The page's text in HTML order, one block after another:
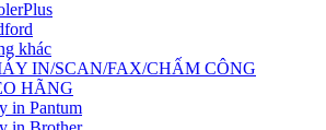
khác
IN/SCAN/FAX/CHẤM CÔNG
HÃNG
in Pantum